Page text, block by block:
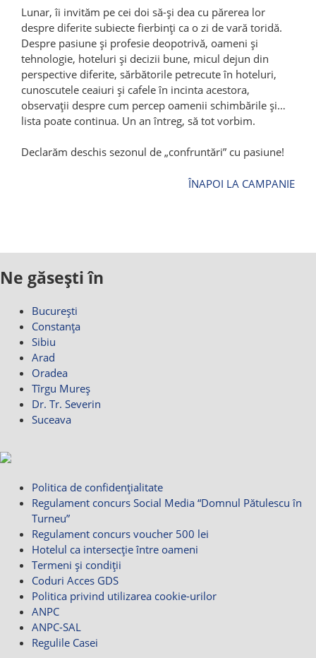
Lunar, îi invităm pe cei doi să-și dea cu părerea lor
despre diferite subiecte fierbinți ca o zi de vară toridă.
Despre pasiune și profesie deopotrivă, oameni și
tehnologie, hoteluri și decizii bune, micul dejun din
perspective diferite, sărbătorile petrecute în hoteluri,
cunoscutele ceaiuri și cafele în incinta acestora,
observații despre cum percep oamenii schimbările și…
lista poate continua. Un an întreg, să tot vorbim.
Declarăm deschis sezonul de „confruntări” cu pasiune!
ÎNAPOI LA CAMPANIE
Ne găsești în
București
Constanța
Sibiu
Arad
Oradea
Tîrgu Mureș
Dr. Tr. Severin
Suceava
Politica de confidențialitate
Regulament concurs Social Media “Domnul Pătulescu în
Turneu”
Regulament concurs voucher 500 lei
Hotelul ca intersecție între oameni
Termeni și condiții
Coduri Acces GDS
Politica privind utilizarea cookie-urilor
ANPC
ANPC-SAL
Regulile Casei